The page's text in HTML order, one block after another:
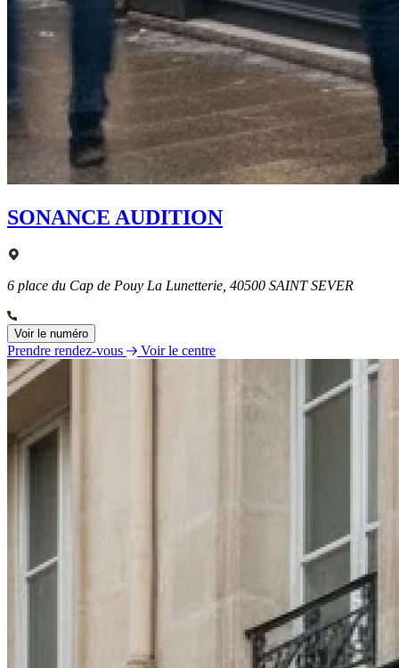
SONANCE AUDITION
6 place du Cap de Pouy La Lunetterie, 40500 SAINT SEVER
Voir le numéro
Prendre rendez-vous Voir le centre